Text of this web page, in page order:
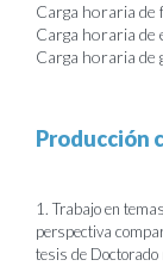
Carga horaria de
Carga horaria de
Carga horaria de
Producción
1. Trabajo en
perspectiva
tesis de